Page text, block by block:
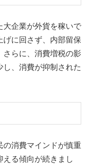
大企業が外貨を稼いで
げに回さず、内部留保
さらに、消費増税の影
、消費が抑制された
の消費マインドが慎重
える傾向が続きまし